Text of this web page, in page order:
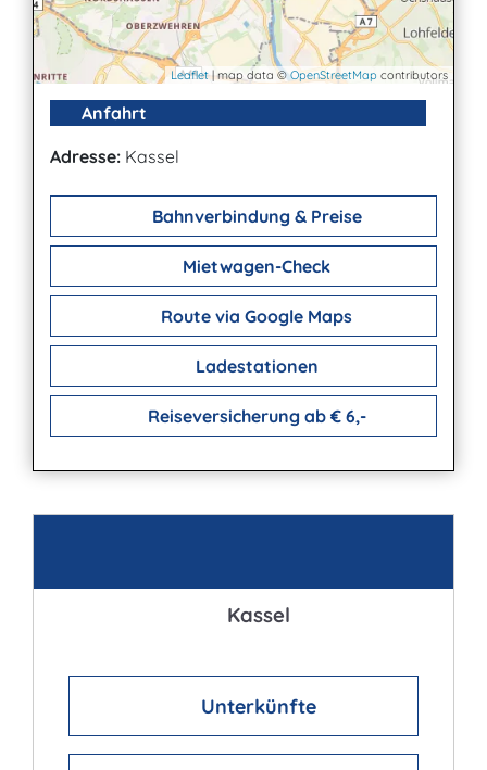
Leaflet| map data ©OpenStreetMap contributors
Anfahrt
Adresse: Kassel
Bahnverbindung & Preise
Mietwagen-Check
Route via Google Maps
Ladestationen
Reiseversicherung ab € 6,-
Kassel
Unterkünfte